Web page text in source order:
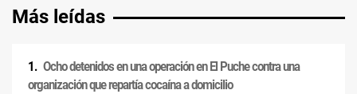
Más leídas
Ocho detenidos en una operación en El Puche contra una
organización que repartía cocaína a domicilio